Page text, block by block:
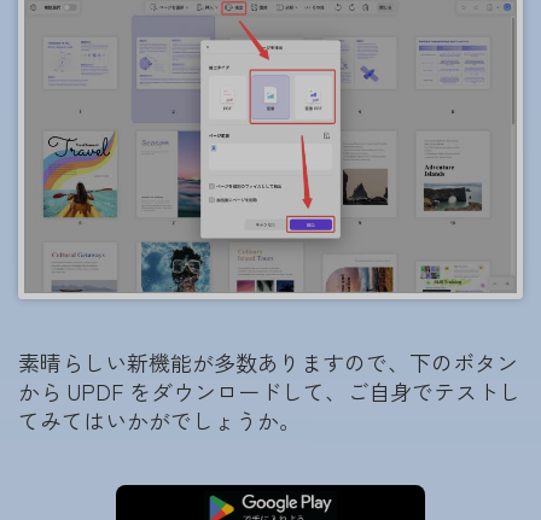
素晴らしい新機能が多数ありますので、下のボタン
から UPDF をダウンロードして、ご自身でテストし
てみてはいかがでしょうか。
無料ダウンロード